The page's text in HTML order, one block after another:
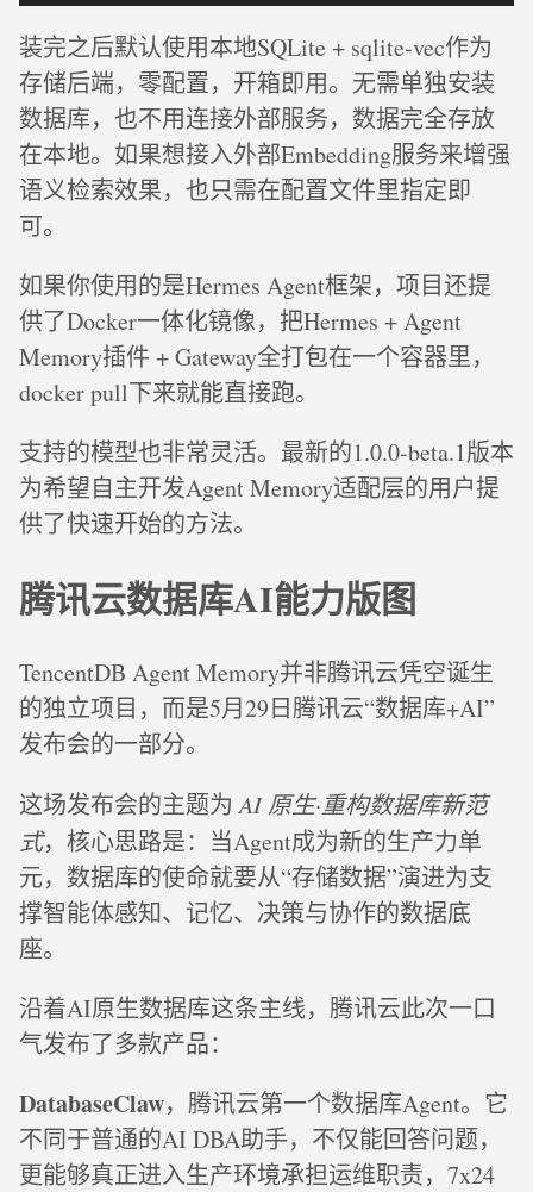
装完之后默认使用本地SQLite + sqlite-vec作为
存储后端，零配置，开箱即用。无需单独安装
数据库，也不用连接外部服务，数据完全存放
在本地。如果想接入外部Embedding服务来增强
语义检索效果，也只需在配置文件里指定即
可。
如果你使用的是Hermes Agent框架，项目还提
供了Docker一体化镜像，把Hermes + Agent
Memory插件 + Gateway全打包在一个容器里，
docker pull下来就能直接跑。
支持的模型也非常灵活。最新的1.0.0-beta.1版本
为希望自主开发Agent Memory适配层的用户提
供了快速开始的方法。
腾讯云数据库AI能力版图
TencentDB Agent Memory并非腾讯云凭空诞生
的独立项目，而是5月29日腾讯云“数据库+AI”
发布会的一部分。
这场发布会的主题为AI 原生·重构数据库新范
式，核心思路是：当Agent成为新的生产力单
元，数据库的使命就要从“存储数据”演进为支
撑智能体感知、记忆、决策与协作的数据底
座。
沿着AI原生数据库这条主线，腾讯云此次一口
气发布了多款产品：
DatabaseClaw，腾讯云第一个数据库Agent。它
不同于普通的AI DBA助手，不仅能回答问题，
更能够真正进入生产环境承担运维职责，7x24